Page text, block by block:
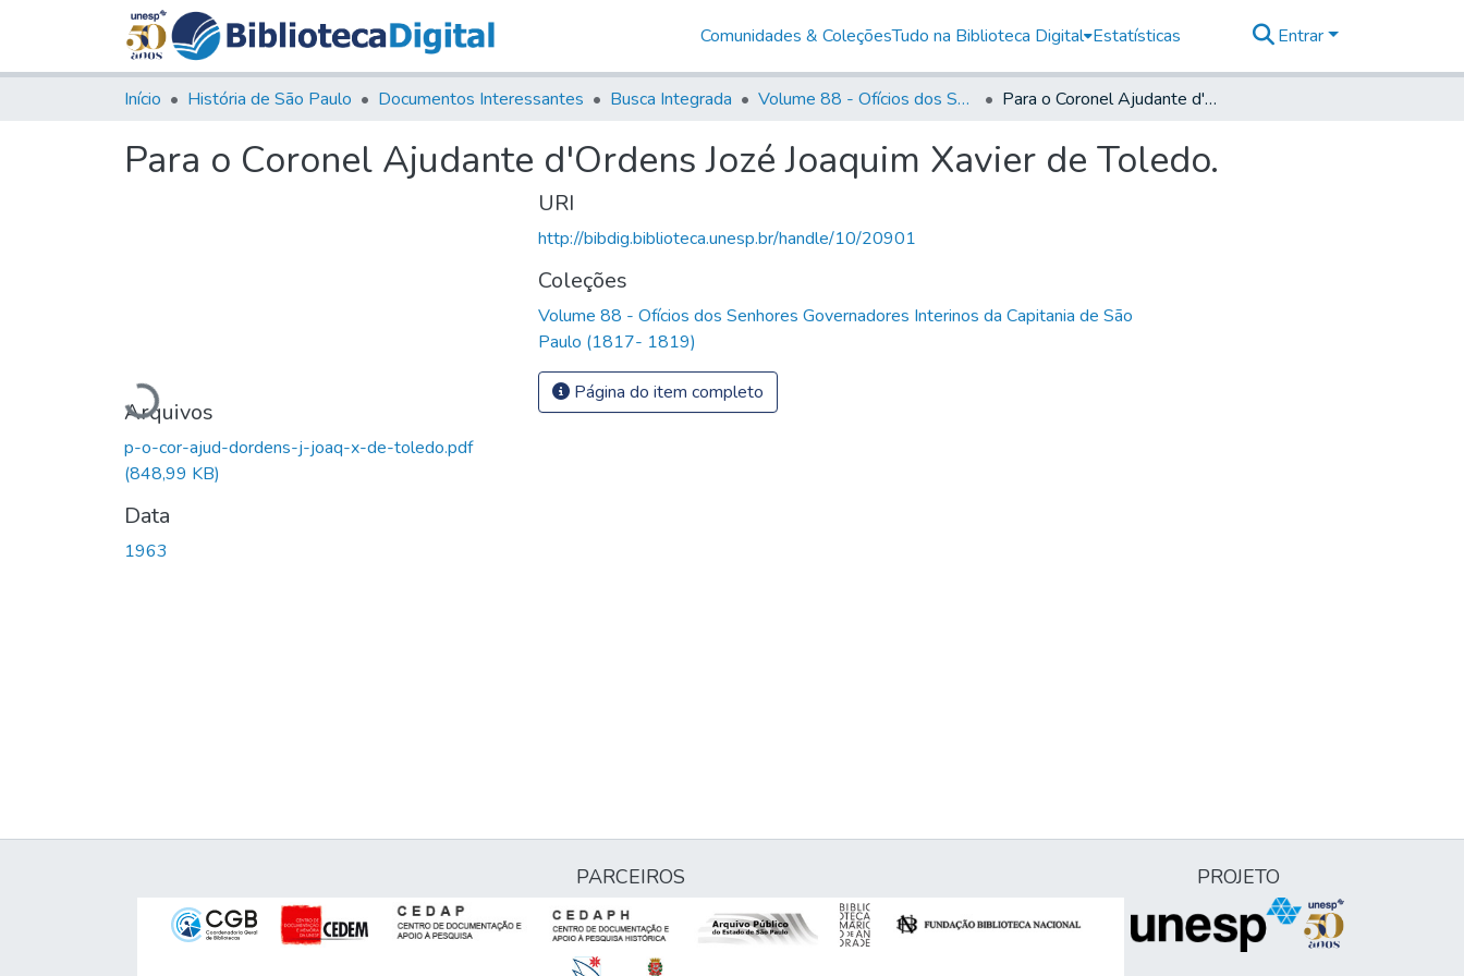
Comunidades & ColeçõesTudo na Biblioteca Digital Estatísticas Entrar
Início História de São Paulo Documentos Interessantes Busca Integrada Volume 88 - Ofícios dos Senhores Governadores Interinos da Capitania de São Paulo (1817- 1819) Para o Coronel Ajudante d'Ordens Jozé Joaquim Xavier de Toledo.
Para o Coronel Ajudante d'Ordens Jozé Joaquim Xavier de Toledo.
Carregando...
Arquivos
p-o-cor-ajud-dordens-j-joaq-x-de-toledo.pdf
(848,99 KB)
Data
1963
URI
http://bibdig.biblioteca.unesp.br/handle/10/20901
Coleções
Volume 88 - Ofícios dos Senhores Governadores Interinos da Capitania de São
Paulo (1817- 1819)
Página do item completo
PARCEIROS PROJETO